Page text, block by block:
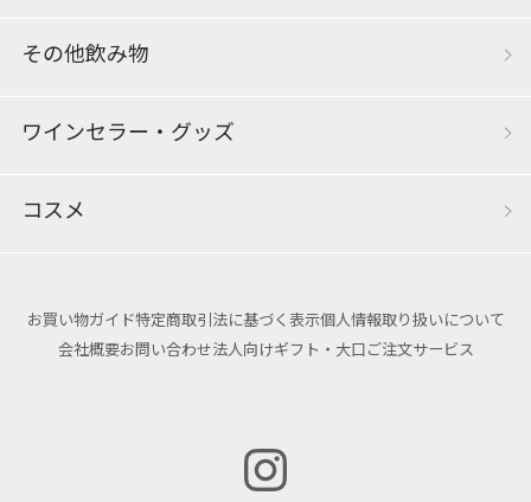
その他飲み物
ワインセラー・グッズ
コスメ
お買い物ガイド特定商取引法に基づく表示個人情報取り扱いについて
会社概要お問い合わせ法人向けギフト・大口ご注文サービス